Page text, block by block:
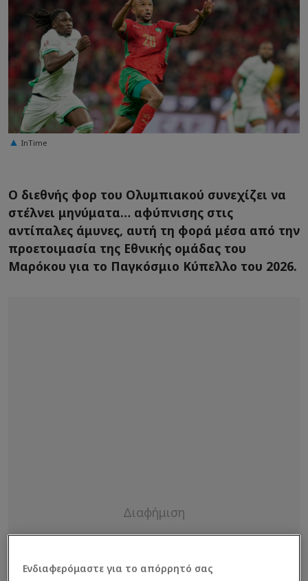
InTime
Ο διεθνής φορ του Ολυμπιακού συνεχίζει να
στέλνει μηνύματα… αφύπνισης στις
αντίπαλες άμυνες, αυτή τη φορά μέσα από την
προετοιμασία της Εθνικής ομάδας του
Μαρόκου για το Παγκόσμιο Κύπελλο του 2026.
Ενδιαφερόμαστε για το απόρρητό σας